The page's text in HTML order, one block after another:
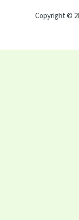
Copyright ©